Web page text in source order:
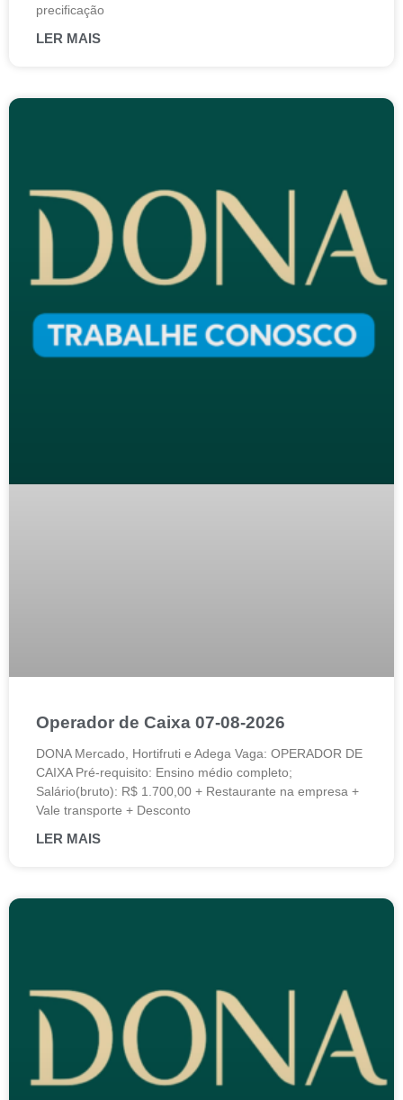
precificação
LER MAIS
Operador de Caixa 07-08-2026
DONA Mercado, Hortifruti e Adega Vaga: OPERADOR DE
CAIXA Pré-requisito: Ensino médio completo;
Salário(bruto): R$ 1.700,00 + Restaurante na empresa +
Vale transporte + Desconto
LER MAIS